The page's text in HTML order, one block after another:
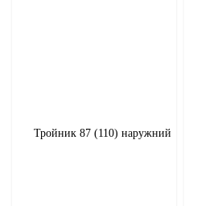
Тройник 87 (110) наружний